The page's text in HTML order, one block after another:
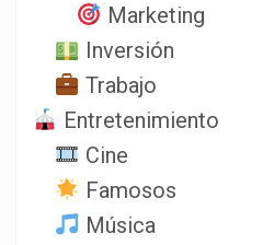
Marketing
Inversión
Trabajo
Entretenimiento
Cine
Famosos
Música